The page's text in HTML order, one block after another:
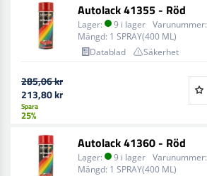
Autolack 41355 - Röd
Lager: 9 i lager Varunummer:
Mängd: 1 SPRAY(400 ML)
Datablad
Säkerhet
285,06 kr
213,80 kr
Spara
25%
Autolack 41360 - Röd
Lager: 9 i lager Varunummer:
Mängd: 1 SPRAY(400 ML)